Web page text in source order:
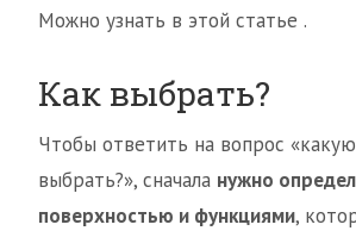
Можно узнать в этой статье .
Как выбрать?
Чтобы ответить на вопрос
выбрать?», сначала нужно
поверхностью и функциями,